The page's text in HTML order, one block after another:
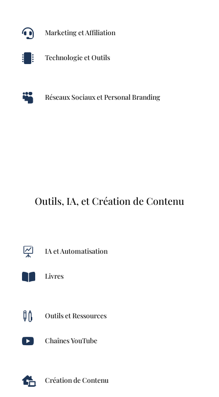
 Marketing et Affiliation
 Technologie et Outils
 Réseaux Sociaux et Personal Branding
Outils, IA, et Création de Contenu
 IA et Automatisation
 Livres
 Outils et Ressources
 Chaînes YouTube
 Création de Contenu